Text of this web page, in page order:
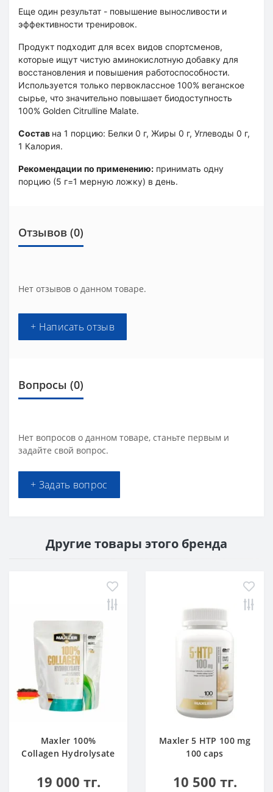
Еще один результат - повышение выносливости и
эффективности тренировок.
Продукт подходит для всех видов спортсменов,
которые ищут чистую аминокислотную добавку для
восстановления и повышения работоспособности.
Используется только первоклассное 100% веганское
сырье, что значительно повышает биодоступность
100% Golden Citrulline Malate.
Состав на 1 порцию: Белки 0 г, Жиры 0 г, Углеводы 0 г,
1 Калория.
Рекомендации по применению: принимать одну
порцию (5 г=1 мерную ложку) в день.
Отзывов (0)
Нет отзывов о данном товаре.
+ Написать отзыв
Вопросы (0)
Нет вопросов о данном товаре, станьте первым и
задайте свой вопрос.
+ Задать вопрос
Другие товары этого бренда
Maxler 100%
Collagen Hydrolysate
19 000 тг.
Maxler 5 HTP 100 mg
100 caps
10 500 тг.